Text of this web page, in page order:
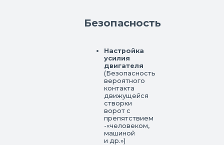
Безопасность
Настройка
усилия
двигателя
(Безопасность
вероятного
контакта
движущейся
створки
ворот с
препятствием
-«человеком,
машиной
и др.»)